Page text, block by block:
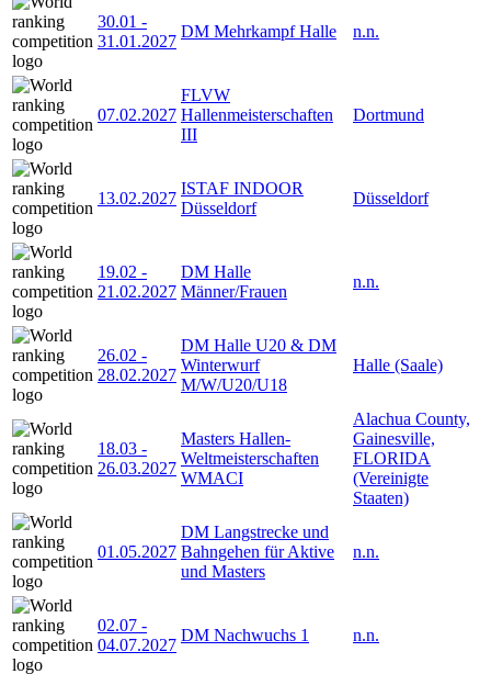
30.01 -
31.01.2027
DM Mehrkampf Halle n.n.
07.02.2027
FLVW
Hallenmeisterschaften
III
Dortmund
13.02.2027
ISTAF INDOOR
Düsseldorf
Düsseldorf
19.02 -
21.02.2027
DM Halle
Männer/Frauen
n.n.
26.02 -
28.02.2027
DM Halle U20 & DM
Winterwurf
M/W/U20/U18
Halle (Saale)
18.03 -
26.03.2027
Masters Hallen-
Weltmeisterschaften
WMACI
Alachua County,
Gainesville,
FLORIDA
(Vereinigte
Staaten)
01.05.2027
DM Langstrecke und
Bahngehen für Aktive
und Masters
n.n.
02.07 -
04.07.2027
DM Nachwuchs 1 n.n.